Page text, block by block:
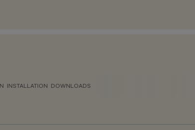
INSTALLATION DOWNLOADS